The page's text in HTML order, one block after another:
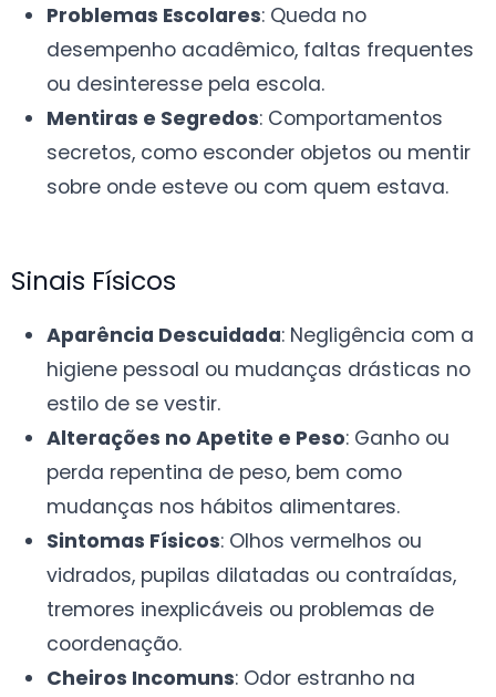
Problemas Escolares: Queda no
desempenho acadêmico, faltas frequentes
ou desinteresse pela escola.
Mentiras e Segredos: Comportamentos
secretos, como esconder objetos ou mentir
sobre onde esteve ou com quem estava.
Sinais Físicos
Aparência Descuidada: Negligência com a
higiene pessoal ou mudanças drásticas no
estilo de se vestir.
Alterações no Apetite e Peso: Ganho ou
perda repentina de peso, bem como
mudanças nos hábitos alimentares.
Sintomas Físicos: Olhos vermelhos ou
vidrados, pupilas dilatadas ou contraídas,
tremores inexplicáveis ou problemas de
coordenação.
Cheiros Incomuns: Odor estranho na